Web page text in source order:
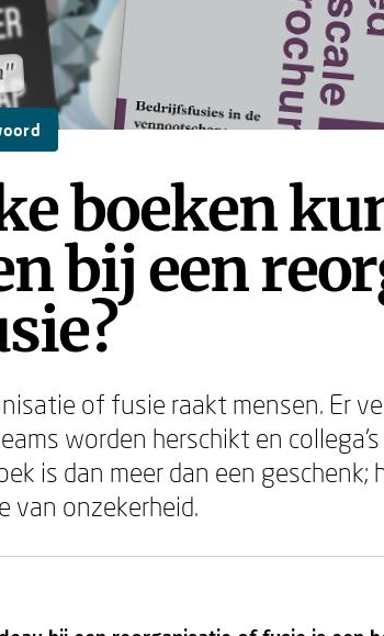
boeken
bij een
of fusie raakt mensen. Er
worden herschikt en
is dan meer dan een
van onzekerheid.